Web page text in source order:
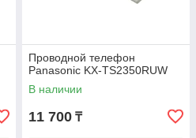
Проводной телефон
Panasonic KX-TS2350RUW
В наличии
11 700 ₸